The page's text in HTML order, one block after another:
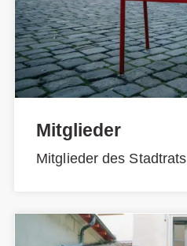
Mitglieder
Mitglieder des Stadtrats